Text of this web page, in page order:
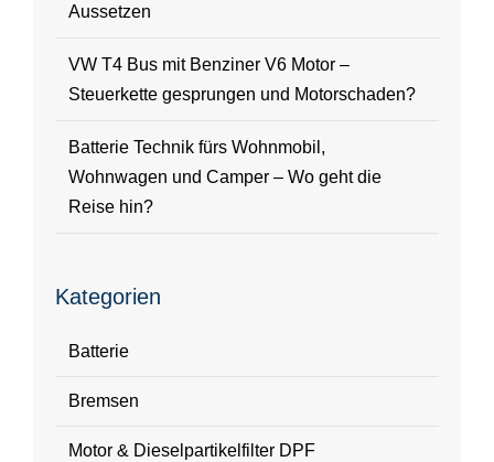
Aussetzen
VW T4 Bus mit Benziner V6 Motor –
Steuerkette gesprungen und Motorschaden?
Batterie Technik fürs Wohnmobil,
Wohnwagen und Camper – Wo geht die
Reise hin?
Kategorien
Batterie
Bremsen
Motor & Dieselpartikelfilter DPF